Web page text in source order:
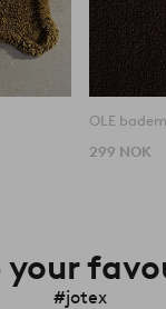
OLE
299 NOK
your
#jotex